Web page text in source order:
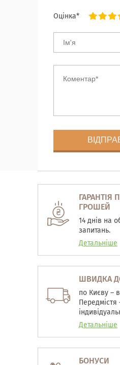
Оцінка*
ГАРАНТІЯ
ГРОШЕЙ
14 днів на
запитань.
Детальніше
ШВИДКА
по Києву –
Передмістя
Детальніше
БОНУСИ